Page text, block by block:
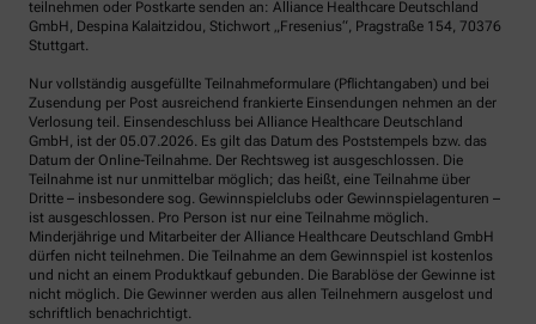
teilnehmen oder Postkarte senden an: Alliance Healthcare Deutschland
GmbH, Despina Kalaitzidou, Stichwort „Fresenius“, Pragstraße 154, 70376
Stuttgart.
Nur vollständig ausgefüllte Teilnahmeformulare (Pflichtangaben) und bei
Zusendung per Post ausreichend frankierte Einsendungen nehmen an der
Verlosung teil. Einsendeschluss bei Alliance Healthcare Deutschland
GmbH, ist der 05.07.2026. Es gilt das Datum des Poststempels bzw. das
Datum der Online-Teilnahme. Der Rechtsweg ist ausgeschlossen. Die
Teilnahme ist nur unmittelbar möglich; das heißt, eine Teilnahme über
Dritte – insbesondere sog. Gewinnspielclubs oder Gewinnspielagenturen –
ist ausgeschlossen. Pro Person ist nur eine Teilnahme möglich.
Minderjährige und Mitarbeiter der Alliance Healthcare Deutschland GmbH
dürfen nicht teilnehmen. Die Teilnahme an dem Gewinnspiel ist kostenlos
und nicht an einem Produktkauf gebunden. Die Barablöse der Gewinne ist
nicht möglich. Die Gewinner werden aus allen Teilnehmern ausgelost und
schriftlich benachrichtigt.